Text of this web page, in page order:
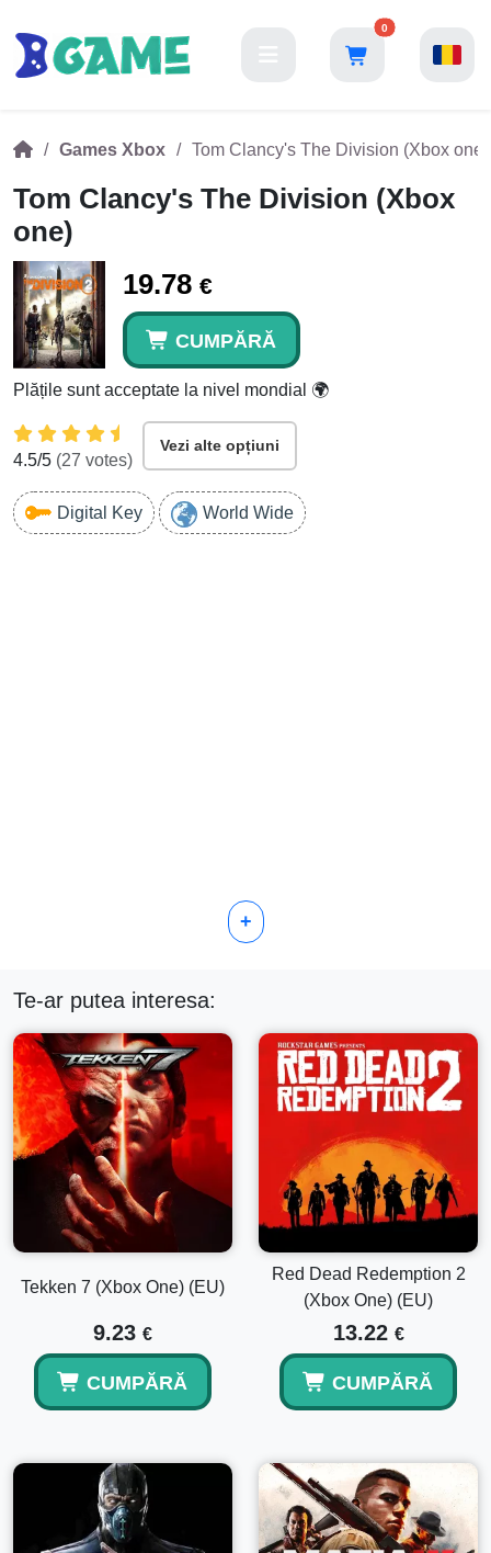
0
Games Xbox Tom Clancy's The Division (Xbox one)
Tom Clancy's The Division (Xbox
one)
19.78 €
CUMPĂRĂ
Plățile sunt acceptate la nivel mondial 🌍
4.5/5 (27 votes)
Vezi alte opțiuni
Digital Key World Wide
+
Te-ar putea interesa:
Tekken 7 (Xbox One) (EU)
9.23 €
CUMPĂRĂ
Red Dead Redemption 2
(Xbox One) (EU)
13.22 €
CUMPĂRĂ